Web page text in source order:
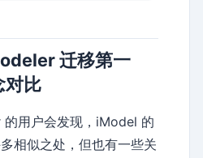
迁移第一
对比
用户会发现，iModel 的
相似之处，但也有一些关